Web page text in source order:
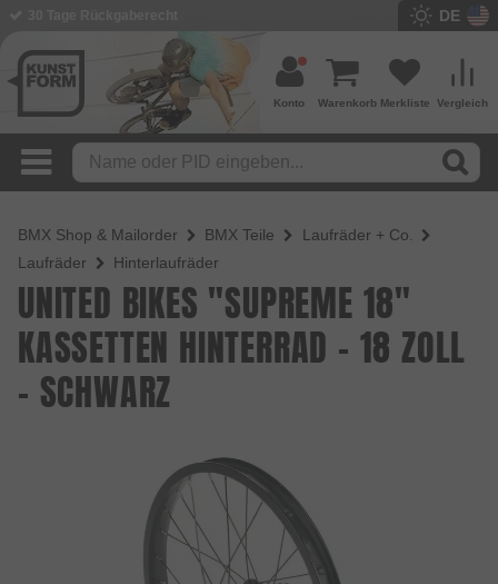
DE
Vergleich
Merkliste
Warenkorb
Konto
BMX Shop & Mailorder BMX Teile
Laufräder + Co.
Laufräder
Hinterlaufräder
UNITED BIKES "SUPREME 18"
KASSETTEN HINTERRAD - 18 ZOLL
- SCHWARZ